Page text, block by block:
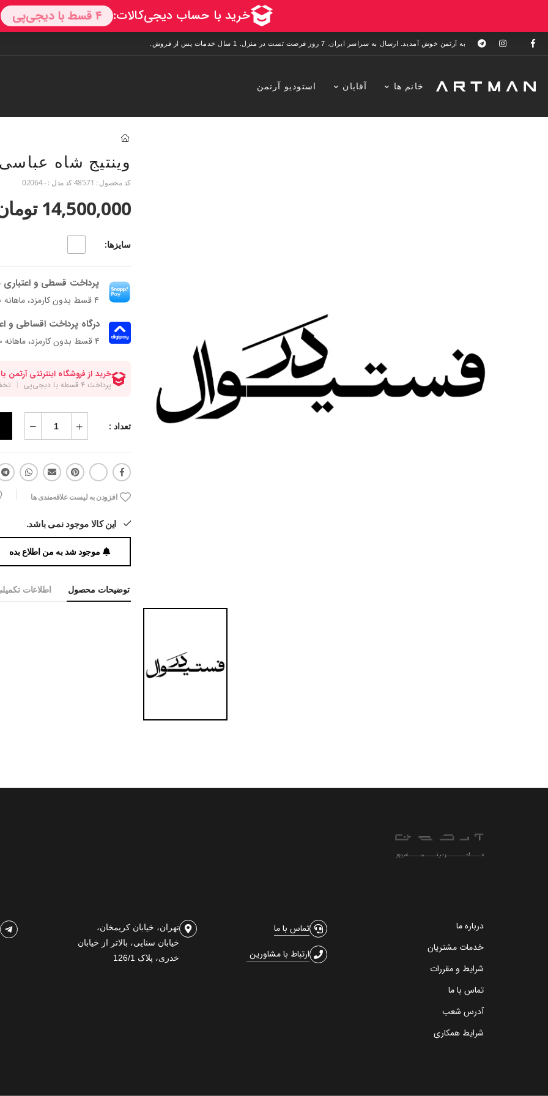
به آرتمن خوش آمدید. ارسال به سراسر ایران. 7 روز فرصت تست در منزل. 1 سال خدمات پس از فروش.
خانم ها آقایان استودیو آرتمن
وینتیج شاه عباسی
کد محصول : 48571کد مدل :- 02064
14,500,000 تومان
سایزها:
پرداخت قسطی و اعتباری
۴ قسط بدون کارمزد، ماهانه ۳٬۶۲۵٬۰۰۰ تومان
درگاه پرداخت اقساطی و
۴ قسط بدون کارمزد، ماهانه 3,625,000 تومان
تعداد :
افزودن به لیست علاقه‌مندی ها
این کالا موجود نمی باشد.
موجود شد به من اطلاع بده
توضیحات محصول اطلاعات
درباره ما
خدمات مشتریان
شرایط و مقررات
تماس با ما
آدرس شعب
شرایط همکاری
تماس با ما
ارتباط با مشاورین
تهران، خیابان کریمخان،
خیابان سنایی، بالاتر از خیابان
خدری، پلاک 126/1